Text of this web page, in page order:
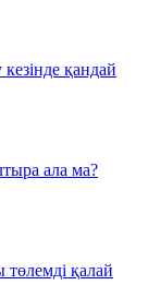
қандай
ала ма?
қалай